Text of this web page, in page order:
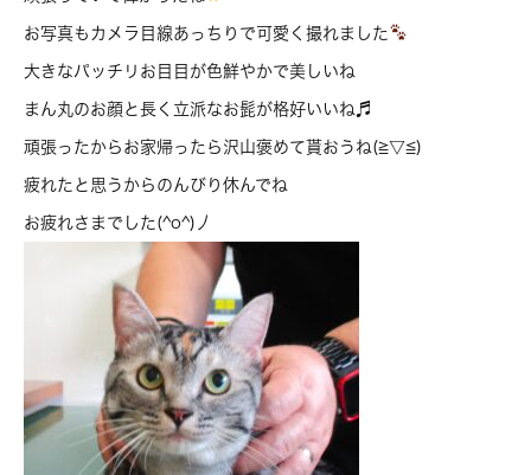
お写真もカメラ目線あっちりで可愛く撮れました
大きなパッチリお目目が色鮮やかで美しいね
まん丸のお顔と長く立派なお髭が格好いいね♬
頑張ったからお家帰ったら沢山褒めて貰おうね(≧▽≦)
疲れたと思うからのんびり休んでね
お疲れさまでした(^o^)丿